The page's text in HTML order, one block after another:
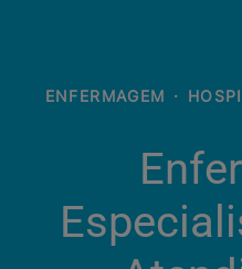
ENFERMAGEM ·